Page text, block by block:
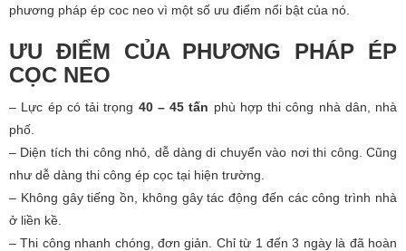
phương pháp ép coc neo vì một số ưu điểm nổi bật của nó.
ƯU ĐIỂM CỦA PHƯƠNG PHÁP ÉP
CỌC NEO
– Lực ép có tải trọng 40 – 45 tấn phù hợp thi công nhà dân, nhà
phố.
– Diện tích thi công nhỏ, dễ dàng di chuyển vào nơi thi công. Cũng
như dễ dàng thi công ép cọc tại hiện trường.
– Không gây tiếng ồn, không gây tác động đến các công trình nhà
ở liền kề.
– Thi công nhanh chóng, đơn giản. Chỉ từ 1 đến 3 ngày là đã hoàn